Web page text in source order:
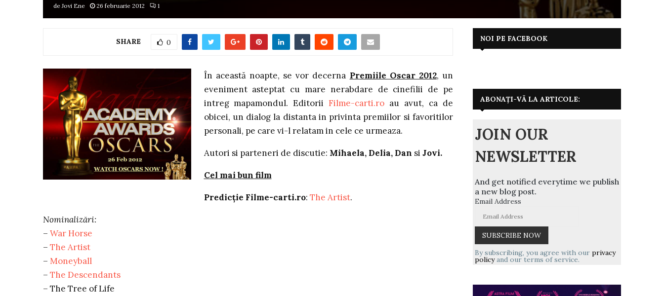
deJovi Ene 26 februarie 2012 1
SHARE 0
În această noapte, se vor decerna Premiile Oscar 2012, un
eveniment asteptat cu mare nerabdare de cinefilii de pe
intreg mapamondul. EditoriiFilme-carti.ro au avut, ca de
obicei, un dialog la distanta in privinta premiilor si favoritilor
personali, pe care vi-l relatam in cele ce urmeaza.
Autori si parteneri de discutie: Mihaela, Delia, Dan si Jovi.
Cel mai bun film
Predicţie Filme-carti.ro: The Artist.
Nominalizări:
– War Horse
– The Artist
– Moneyball
– The Descendants
– The Tree of Life
NOI PE FACEBOOK
ABONAȚI-VĂ LA ARTICOLE:
JOIN OUR
NEWSLETTER
And get notified everytime we publish
a new blog post.
Email Address
By subscribing, you agree with our privacy
policyand our terms of service.